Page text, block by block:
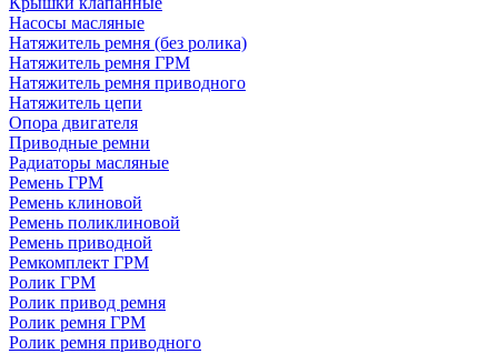
Насосы масляные
Натяжитель ремня (без ролика)
Натяжитель ремня ГРМ
Натяжитель ремня приводного
Натяжитель цепи
Опора двигателя
Приводные ремни
Радиаторы масляные
Ремень ГРМ
Ремень клиновой
Ремень поликлиновой
Ремень приводной
Ремкомплект ГРМ
Ролик ГРМ
Ролик привод ремня
Ролик ремня ГРМ
Ролик ремня приводного